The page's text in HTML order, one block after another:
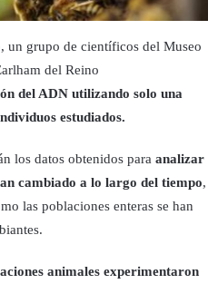
un grupo de científicos del Museo
del Reino
del ADN utilizando solo una
estudiados.
los datos obtenidos para analizar
cambiado a lo largo del tiempo,
las poblaciones enteras se han
animales experimentaron